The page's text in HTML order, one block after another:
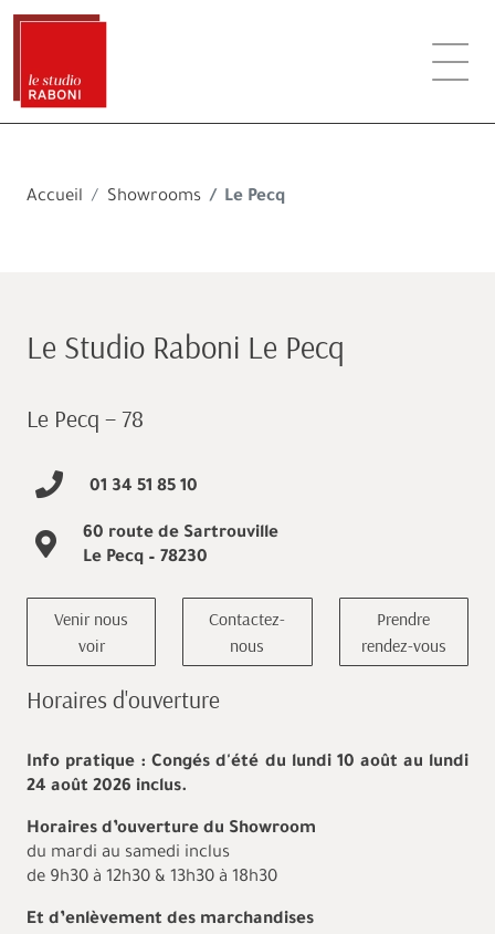
Accueil Showrooms Le Pecq
Le Studio Raboni Le Pecq
Le Pecq – 78
01 34 51 85 10
60 route de Sartrouville
Le Pecq – 78230
Venir nous
voir
Contactez-
nous
Prendre
rendez-vous
Horaires d'ouverture
Info pratique : Congés d'été du lundi 10 août au lundi
24 août 2026 inclus.
Horaires d’ouverture du Showroom
du mardi au samedi inclus
de 9h30 à 12h30 & 13h30 à 18h30
Et d’enlèvement des marchandises